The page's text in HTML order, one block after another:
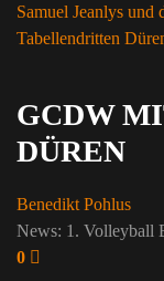
Samuel Jeanlys
Tabellendritten
GCDW
DÜREN
Benedikt Pohlus
News: 1. Volleyball
0